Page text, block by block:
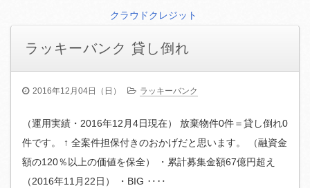
クラウドクレジット
ラッキーバンク 貸し倒れ
2016年12月04日（日） ラッキーバンク
（運用実績・2016年12月4日現在） 放棄物件0件＝貸し倒れ0
件です。 ↑ 全案件担保付きのおかげだと思います。 （融資金
額の120％以上の価値を保全） ・累計募集金額67億円超え
（2016年11月22日） ・BIG ‥‥